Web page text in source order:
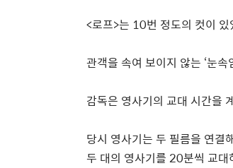
<로프>는 10번 정도의 컷이
관객을 속여 보이지 않는 ‘눈속
감독은 영사기의 교대 시간을
당시 영사기는 두 필름을 연결
두 대의 영사기를 20분씩 교대